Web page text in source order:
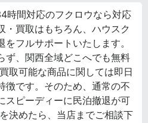
時間対応のフクロウなら対応
・買取はもちろん、ハウスク
フルサポートいたします。
ず、関西全域どこへでも無料
取可能な商品に関しては即日
徴です。そのため、通常の不
スピーディーに民泊撤退が可
決めたら、当店までご相談下